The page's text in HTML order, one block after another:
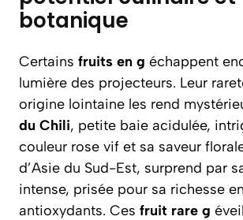
botanique
Certains fruits en g échappent
lumière des projecteurs. Leur
origine lointaine les rend
du Chili, petite baie acidulée,
couleur rose vif et sa saveur
d’Asie du Sud-Est, surprend par
intense, prisée pour sa richesse en
antioxydants. Ces fruit rare g